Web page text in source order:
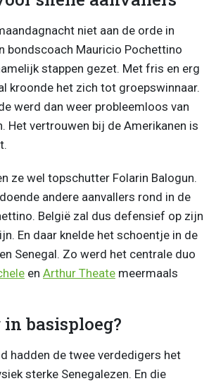
niet aan de orde in
bondscoach Mauricio Pochettino
stappen gezet. Met fris en erg
kroonde het zich tot groepswinnaar.
werd dan weer probleemloos van
Het vertrouwen bij de Amerikanen is
ze wel topschutter Folarin Balogun.
andere aanvallers rond in de
België zal dus defensief op zijn
En daar knelde het schoentje in de
Senegal. Zo werd het centrale duo
en Arthur Theate meermaals
basisploeg?
hadden de twee verdedigers het
sterke Senegalezen. En die